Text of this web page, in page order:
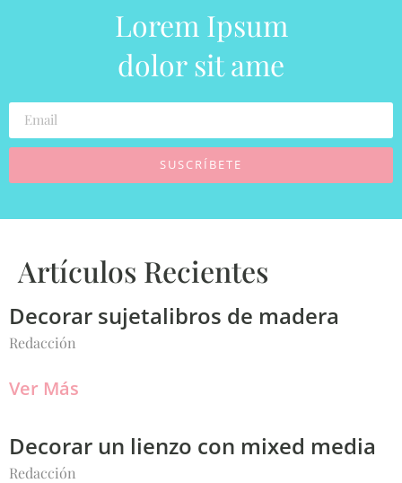
Lorem Ipsum
dolor sit ame
SUSCRÍBETE
Artículos Recientes
Decorar sujetalibros de madera
Redacción
Ver Más
Decorar un lienzo con mixed media
Redacción